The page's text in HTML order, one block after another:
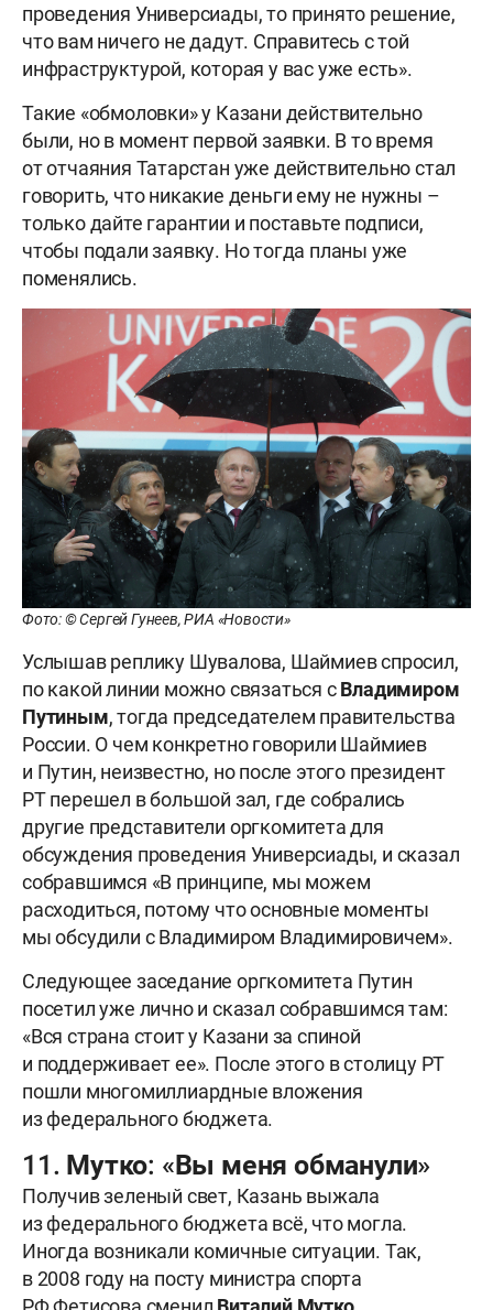
проведения Универсиады, то принято решение,
что вам ничего не дадут. Справитесь с той
инфраструктурой, которая у вас уже есть».
Такие «обмоловки» у Казани действительно
были, но в момент первой заявки. В то время
от отчаяния Татарстан уже действительно стал
говорить, что никакие деньги ему не нужны –
только дайте гарантии и поставьте подписи,
чтобы подали заявку. Но тогда планы уже
поменялись.
Фото: © Сергей Гунеев, РИА «Новости»
Услышав реплику Шувалова, Шаймиев спросил,
по какой линии можно связаться сВладимиром
Путиным, тогда председателем правительства
России. О чем конкретно говорили Шаймиев
и Путин, неизвестно, но после этого президент
РТ перешел в большой зал, где собрались
другие представители оргкомитета для
обсуждения проведения Универсиады, и сказал
собравшимся «В принципе, мы можем
расходиться, потому что основные моменты
мы обсудили с Владимиром Владимировичем».
Следующее заседание оргкомитета Путин
посетил уже лично и сказал собравшимся там:
«Вся страна стоит у Казани за спиной
и поддерживает ее». После этого в столицу РТ
пошли многомиллиардные вложения
из федерального бюджета.
11. Мутко: «Вы меня обманули»
Получив зеленый свет, Казань выжала
из федерального бюджета всё, что могла.
Иногда возникали комичные ситуации. Так,
в 2008 году на посту министра спорта